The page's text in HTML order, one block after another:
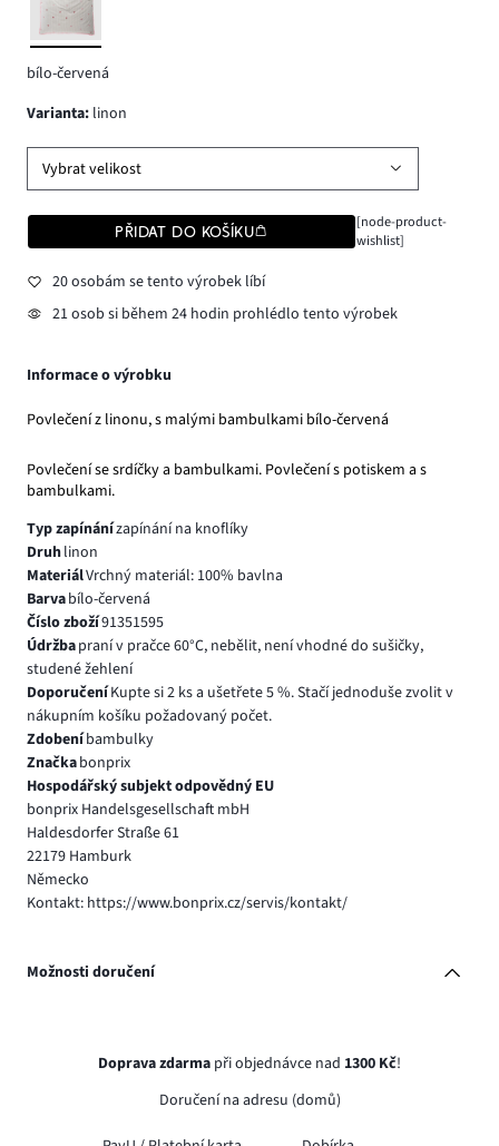
bílo-červená
varianta: linon
Vybrat velikost
PŘIDAT DO KOŠÍKU
[node-product-
wishlist]
20 osobám se tento výrobek líbí
21 osob si během 24 hodin prohlédlo tento výrobek
Informace o výrobku
Povlečení z linonu, s malými bambulkami bílo-červená
Povlečení se srdíčky a bambulkami. Povlečení s potiskem a s
bambulkami.
Typ zapínánízapínání na knoflíky
Druhlinon
MateriálVrchný materiál: 100% bavlna
Barvabílo-červená
Číslo zboží91351595
Údržbapraní v pračce 60°C, nebělit, není vhodné do sušičky,
studené žehlení
DoporučeníKupte si 2 ks a ušetřete 5 %. Stačí jednoduše zvolit v
nákupním košíku požadovaný počet.
Zdobeníbambulky
Značkabonprix
Hospodářský subjekt odpovědný EU
bonprix Handelsgesellschaft mbH
Haldesdorfer Straße 61
22179 Hamburk
Německo
Kontakt: https://www.bonprix.cz/servis/kontakt/
Možnosti doručení
Doprava zdarma při objednávce nad 1300 Kč!
Doručení na adresu (domů)